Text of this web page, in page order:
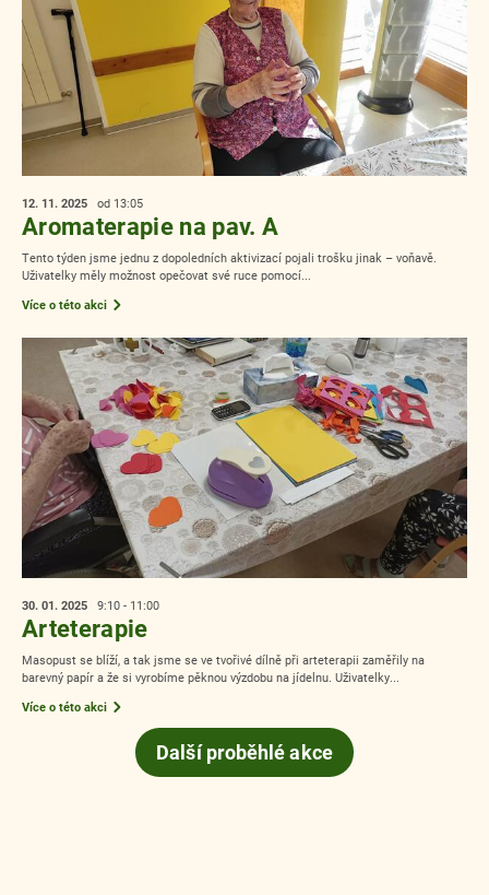
12. 11. 2025 od 13:05
Aromaterapie na pav. A
Tento týden jsme jednu z dopoledních aktivizací pojali trošku jinak – voňavě.
Uživatelky měly možnost opečovat své ruce pomocí...
Více o této akci
30. 01. 2025 9:10 - 11:00
Arteterapie
Masopust se blíží, a tak jsme se ve tvořivé dílně při arteterapii zaměřily na
barevný papír a že si vyrobíme pěknou výzdobu na jídelnu. Uživatelky...
Více o této akci
Další proběhlé akce